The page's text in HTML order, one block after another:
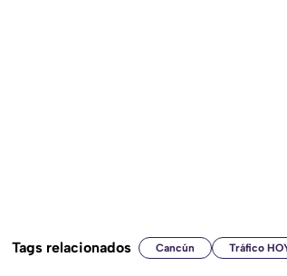
Tags relacionados Cancún Tráfico